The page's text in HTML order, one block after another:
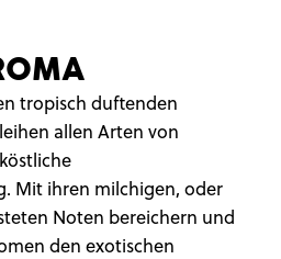
tropisch duftenden
allen Arten von
Mit ihren milchigen, oder
Noten bereichern und
den exotischen